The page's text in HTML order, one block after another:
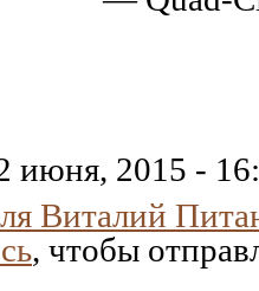
июня, 2015 -
Виталий
, чтобы